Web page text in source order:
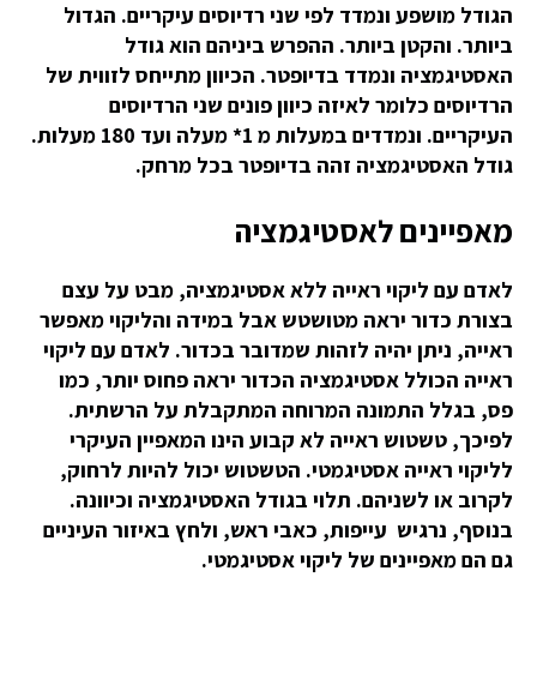
הגודל מושפע ונמדד לפי שני רדיוסים עיקריים. הגדול
ביותר. והקטן ביותר. ההפרש ביניהם הוא גודל
האסטיגמציה ונמדד בדיופטר. הכיוון מתייחס לזווית של
הרדיוסים כלומר לאיזה כיוון פונים שני הרדיוסים
העיקריים. ונמדדים במעלות מ 1* מעלה ועד 180 מעלות.
גודל האסטיגמציה זהה בדיופטר בכל מרחק.
מאפיינים לאסטיגמציה
לאדם עם ליקוי ראייה ללא אסטיגמציה, מבט על עצם
בצורת כדור יראה מטושטש אבל במידה והליקוי מאפשר
ראייה, ניתן יהיה לזהות שמדובר בכדור. לאדם עם ליקוי
ראייה הכולל אסטיגמציה הכדור יראה פחוס יותר, כמו
פס, בגלל התמונה המרוחה המתקבלת על הרשתית.
לפיכך, טשטוש ראייה לא קבוע הינו המאפיין העיקרי
לליקוי ראייה אסטיגמטי. הטשטוש יכול להיות לרחוק,
לקרוב או לשניהם. תלוי בגודל האסטיגמציה וכיוונה.
בנוסף, נרגיש עייפות, כאבי ראש, ולחץ באיזור העיניים
גם הם מאפיינים של ליקוי אסטיגמטי.